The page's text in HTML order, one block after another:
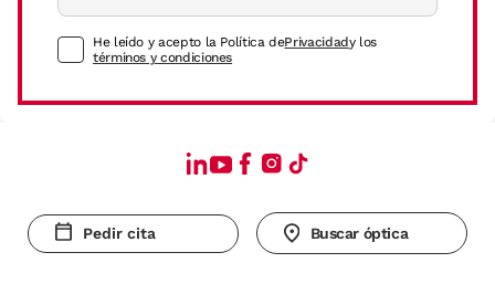
He leído y acepto la Política dePrivacidady los
términos y condiciones
Pedir cita Buscar óptica